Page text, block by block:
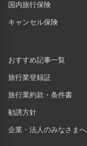
国内旅行保険
キャンセル保険
おすすめ記事一覧
旅行業登録証
旅行業約款・条件書
勧誘方針
企業・法人のみなさまへ